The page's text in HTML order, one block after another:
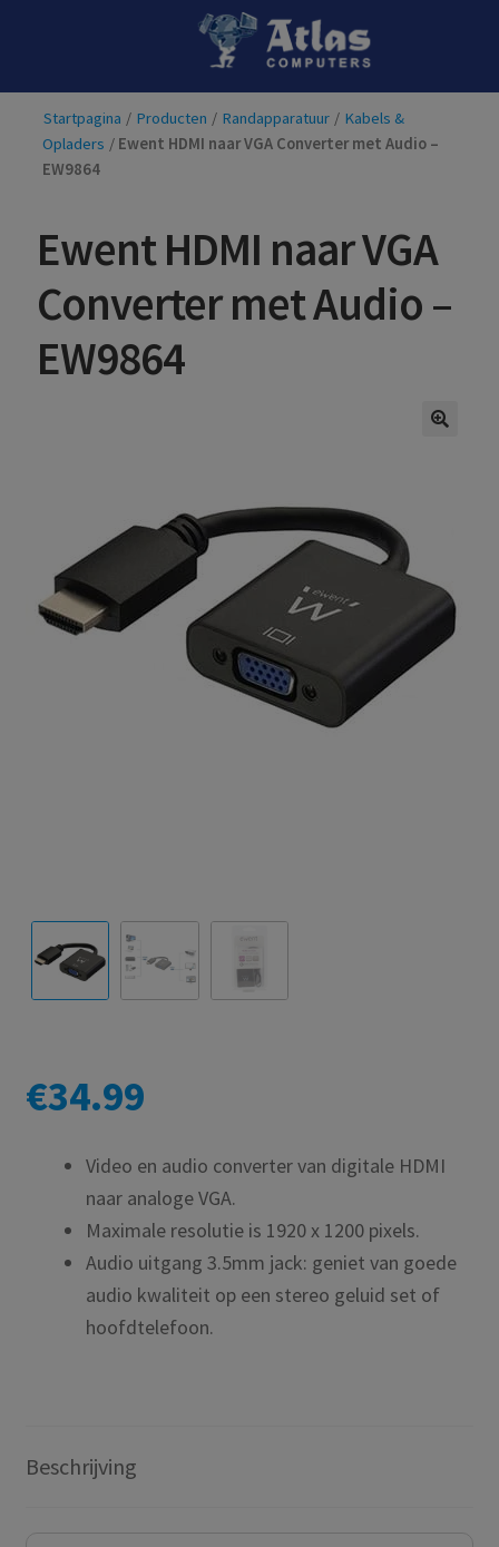
Ga
naar
navigatie
Ga
inhoud
Startpagina / Producten / Randapparatuur / Kabels &
Opladers / Ewent HDMI naar VGA Converter met Audio –
EW9864
Ewent HDMI naar VGA
Converter met Audio –
EW9864
€34.99
Video en audio converter van digitale HDMI
naar analoge VGA.
Maximale resolutie is 1920 x 1200 pixels.
Audio uitgang 3.5mm jack: geniet van goede
audio kwaliteit op een stereo geluid set of
hoofdtelefoon.
Beschrijving